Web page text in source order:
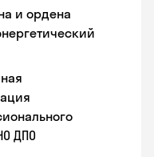
и ордена
ДПО